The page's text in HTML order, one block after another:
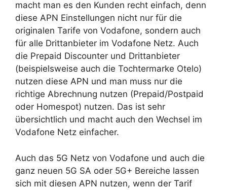
macht man es den Kunden recht einfach, denn
diese APN Einstellungen nicht nur für die
originalen Tarife von Vodafone, sondern auch
für alle Drittanbieter im Vodafone Netz. Auch
die Prepaid Discounter und Drittanbieter
(beispielsweise auch die Tochtermarke Otelo)
nutzen diese APN und man muss nur die
richtige Abrechnung nutzen (Prepaid/Postpaid
oder Homespot) nutzen. Das ist sehr
übersichtlich und macht auch den Wechsel im
Vodafone Netz einfacher.
Auch das 5G Netz von Vodafone und auch die
ganz neuen 5G SA oder 5G+ Bereiche lassen
sich mit diesen APN nutzen, wenn der Tarif